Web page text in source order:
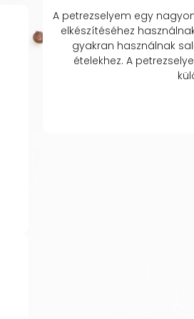
A petrezselyem egy
elkészítéséhez
gyakran használnak
ételekhez. A